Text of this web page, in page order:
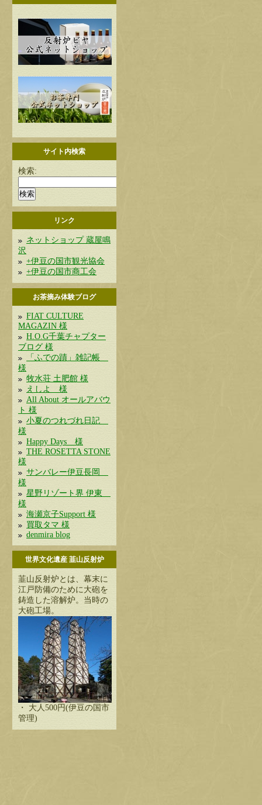
サイト内検索
検索:
リンク
ネットショップ 蔵屋鳴
沢
+伊豆の国市観光協会
+伊豆の国市商工会
お茶摘み体験ブログ
FIAT CULTURE
MAGAZIN 様
H.O.G千葉チャプター
ブログ 様
「ふでの蹟」雑記帳
様
牧水荘 土肥館 様
えしよ 様
All About オールアバウ
ト 様
小夏のつれづれ日記
様
Happy Days 様
THE ROSETTA STONE
様
サンバレー伊豆長岡
様
星野リゾート界 伊東
様
海瀬京子Support 様
買取タマ 様
denmira blog
世界文化遺産 韮山反射炉
韮山反射炉とは、幕末に
江戸防備のために大砲を
鋳造した溶解炉。当時の
大砲工場。
・ 大人500円(伊豆の国市
管理)